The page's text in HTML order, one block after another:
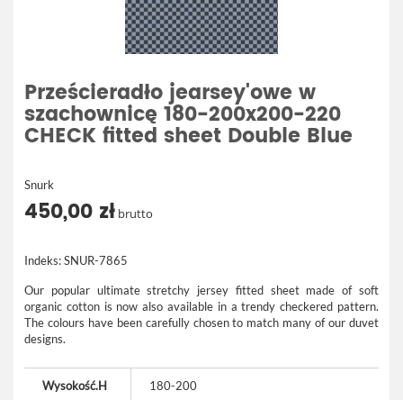
Prześcieradło jearsey'owe w
szachownicę 180-200x200-220
CHECK fitted sheet Double Blue
Snurk
450,00 zł brutto
Indeks:SNUR-7865
Our popular ultimate stretchy jersey fitted sheet made of soft
organic cotton is now also available in a trendy checkered pattern.
The colours have been carefully chosen to match many of our duvet
designs.
Wysokość.H 180-200